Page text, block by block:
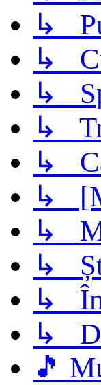
↳
↳
↳
↳
↳
↳
↳
↳
↳
↳
🎵